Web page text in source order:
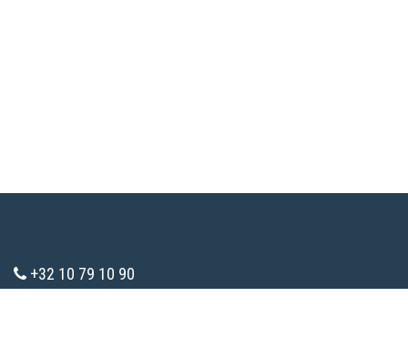
+32 10 79 10 90